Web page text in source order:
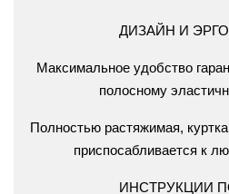
ДИЗАЙН И
Максимальное удобство
полосному
Полностью растяжимая,
приспосабливается к
ИНСТРУКЦИИ